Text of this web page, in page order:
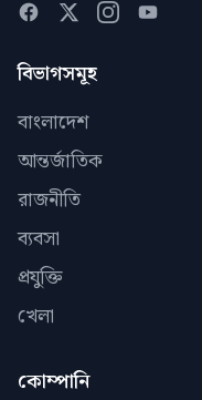
বিভাগসমূহ
বাংলাদেশ
আন্তর্জাতিক
রাজনীতি
ব্যবসা
প্রযুক্তি
খেলা
কোম্পানি